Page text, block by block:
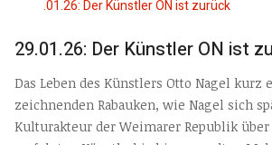
29.01.26: Der Künstler ON ist
Das Leben des Künstlers Otto Nagel kurz
zeichnenden Rabauken, wie Nagel sich
Kulturakteur der Weimarer Republik